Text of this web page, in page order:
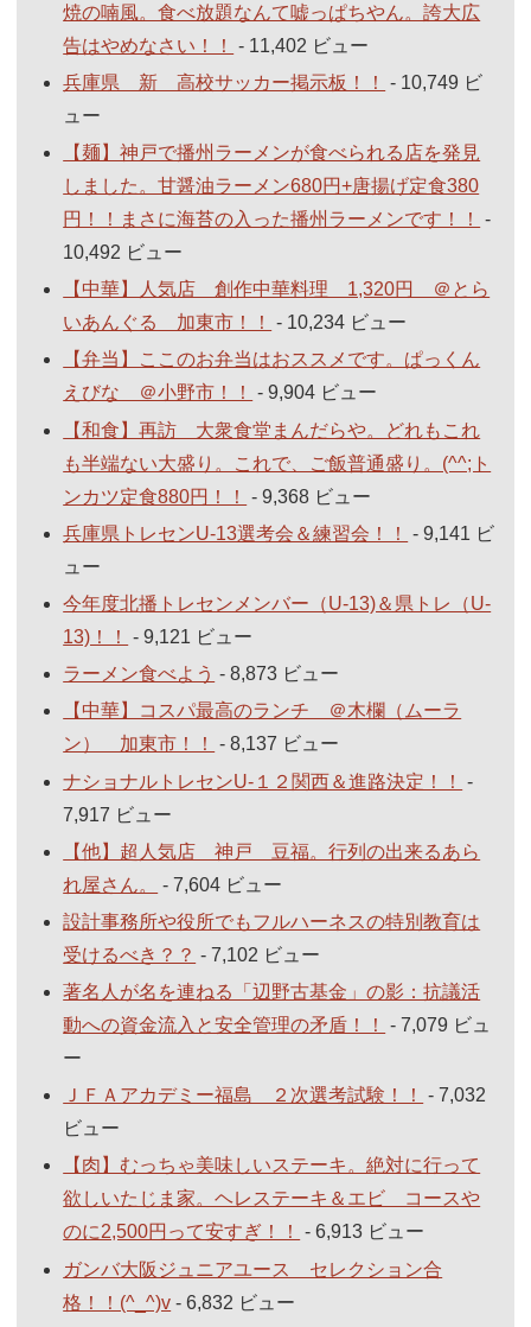
焼の喃風。食べ放題なんて嘘っぱちやん。誇大広
告はやめなさい！！
- 11,402 ビュー
兵庫県 新 高校サッカー掲示板！！
- 10,749 ビ
ュー
【麺】神戸で播州ラーメンが食べられる店を発見
しました。甘醤油ラーメン680円+唐揚げ定食380
円！！まさに海苔の入った播州ラーメンです！！
-
10,492 ビュー
【中華】人気店 創作中華料理 1,320円 ＠とら
いあんぐる 加東市！！
- 10,234 ビュー
【弁当】ここのお弁当はおススメです。ぱっくん
えびな ＠小野市！！
- 9,904 ビュー
【和食】再訪 大衆食堂まんだらや。どれもこれ
も半端ない大盛り。これで、ご飯普通盛り。(^^;ト
ンカツ定食880円！！
- 9,368 ビュー
兵庫県トレセンU-13選考会＆練習会！！
- 9,141 ビ
ュー
今年度北播トレセンメンバー（U-13)＆県トレ（U-
13)！！
- 9,121 ビュー
ラーメン食べよう - 8,873 ビュー
【中華】コスパ最高のランチ ＠木欄（ムーラ
ン） 加東市！！
- 8,137 ビュー
ナショナルトレセンU-１２関西＆進路決定！！
-
7,917 ビュー
【他】超人気店 神戸 豆福。行列の出来るあら
れ屋さん。
- 7,604 ビュー
設計事務所や役所でもフルハーネスの特別教育は
受けるべき？？ - 7,102 ビュー
著名人が名を連ねる「辺野古基金」の影：抗議活
動への資金流入と安全管理の矛盾！！
- 7,079 ビュ
ー
ＪＦＡアカデミー福島 ２次選考試験！！
- 7,032
ビュー
【肉】むっちゃ美味しいステーキ。絶対に行って
欲しいたじま家。ヘレステーキ＆エビ コースや
のに2,500円って安すぎ！！
- 6,913 ビュー
ガンバ大阪ジュニアユース セレクション合
格！！(^_^)v - 6,832 ビュー